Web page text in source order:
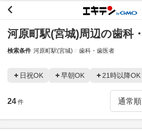
河原町駅(宮城)周辺の歯科
検索条件 河原町駅(宮城) 歯科・歯医者
日祝OK 早朝OK 21時以降OK
24 件